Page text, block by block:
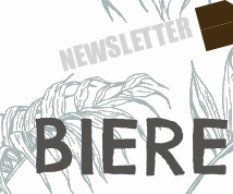
NEWSLETTER